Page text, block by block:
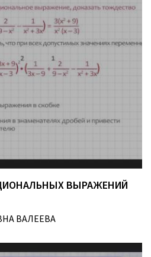
ВЫРАЖЕНИЙ
ВАЛЕЕВА